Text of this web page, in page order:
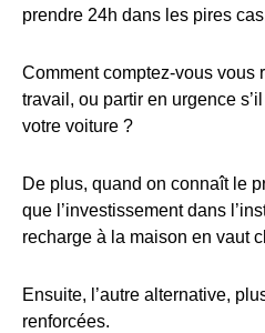
prendre 24h dans les pires
Comment comptez-vous vous
travail, ou partir en urgence
votre voiture ?
De plus, quand on connaît le
que l’investissement dans
recharge à la maison en vaut
Ensuite, l’autre alternative,
renforcées.